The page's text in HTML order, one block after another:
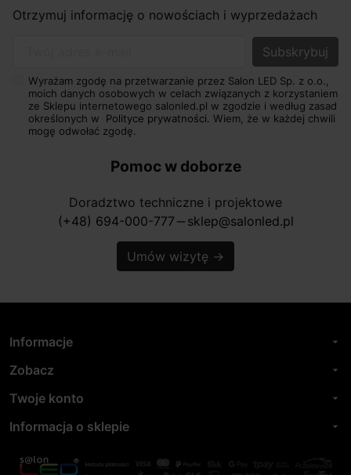
Otrzymuj informację o nowościach i wyprzedażach
Wyrażam zgodę na przetwarzanie przez Salon LED Sp. z o.o.,
moich danych osobowych w celach związanych z korzystaniem
ze Sklepu internetowego salonled.pl w zgodzie i według zasad
określonych w Polityce prywatności. Wiem, że w każdej chwili
mogę odwołać zgodę.
Pomoc w doborze
Doradztwo techniczne i projektowe
(+48) 694-000-777 horizontal_rule sklep@salonled.pl
Umów wizytę →
Informacje arrow_drop_down
Zobacz arrow_drop_down
Twoje konto arrow_drop_down
Informacja o sklepie arrow_drop_down